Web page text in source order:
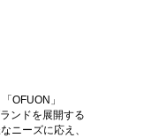
OFUON」
ンドを展開する
ニーズに応え、